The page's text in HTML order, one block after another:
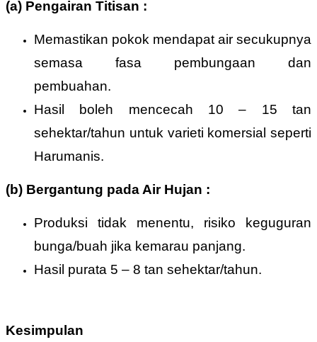
(a) Pengairan Titisan :
Memastikan pokok mendapat air secukupnya
semasa fasa pembungaan dan
pembuahan.
Hasil boleh mencecah 10 – 15 tan
sehektar/tahun untuk varieti komersial seperti
Harumanis.
(b) Bergantung pada Air Hujan :
Produksi tidak menentu, risiko keguguran
bunga/buah jika kemarau panjang.
Hasil purata 5 – 8 tan sehektar/tahun.
Kesimpulan